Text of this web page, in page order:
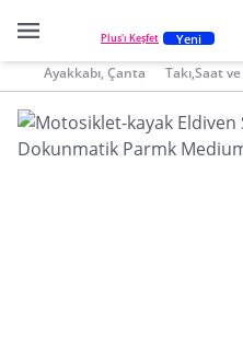
Plus'ı Keşfet Yeni
Ayakkabı, Çanta Takı,Saat